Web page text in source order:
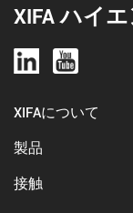
XIFA ハイ
XIFAについて
製品
接触